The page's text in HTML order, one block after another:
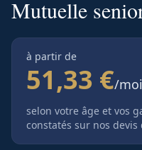
Mutuelle
à partir de
51,33 €/
selon votre âge et vos
constatés sur nos devis